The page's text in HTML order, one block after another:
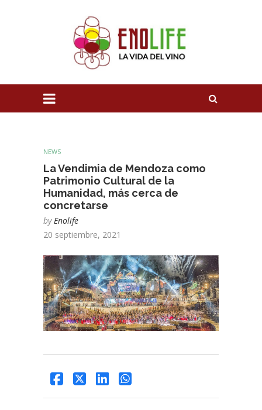
NEWS
La Vendimia de Mendoza como
Patrimonio Cultural de la
Humanidad, más cerca de
concretarse
by Enolife
20 septiembre, 2021